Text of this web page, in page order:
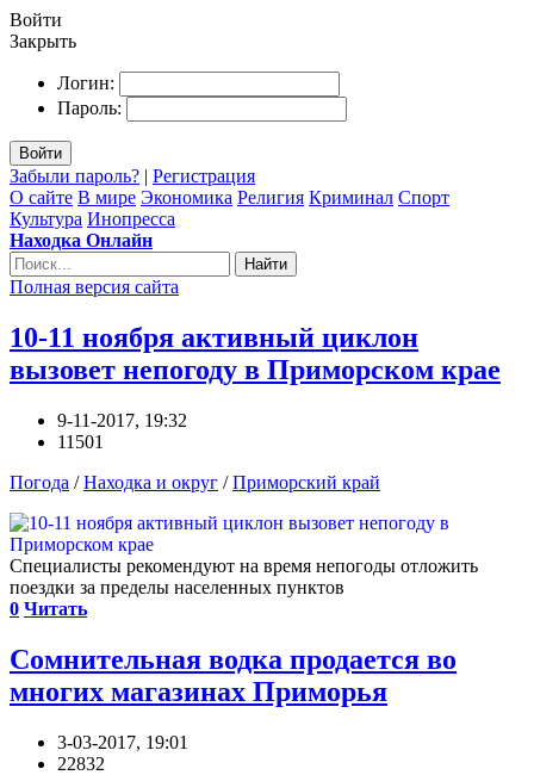
Войти
Закрыть
Логин:
Пароль:
Войти
Забыли пароль? | Регистрация
О сайте В мире Экономика Религия Криминал Спорт
Культура Инопресса
Находка Онлайн
Найти
Полная версия сайта
10-11 ноября активный циклон
вызовет непогоду в Приморском крае
9-11-2017, 19:32
11501
Погода /Находка и округ /Приморский край
Специалисты рекомендуют на время непогоды отложить
поездки за пределы населенных пунктов
0 Читать
Сомнительная водка продается во
многих магазинах Приморья
3-03-2017, 19:01
22832